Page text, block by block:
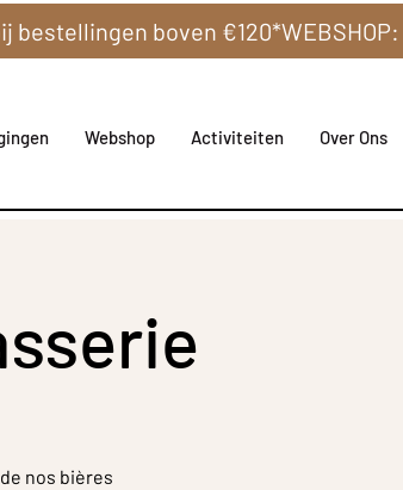
Webshop Activiteiten Over Ons
nos bières